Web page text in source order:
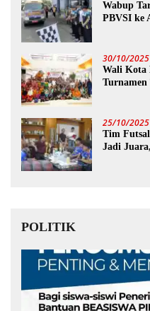
Wabup
PBVSI ke
30/10/2025
Wali Kota
25/10/2025
Tim
Jadi
POLITIK